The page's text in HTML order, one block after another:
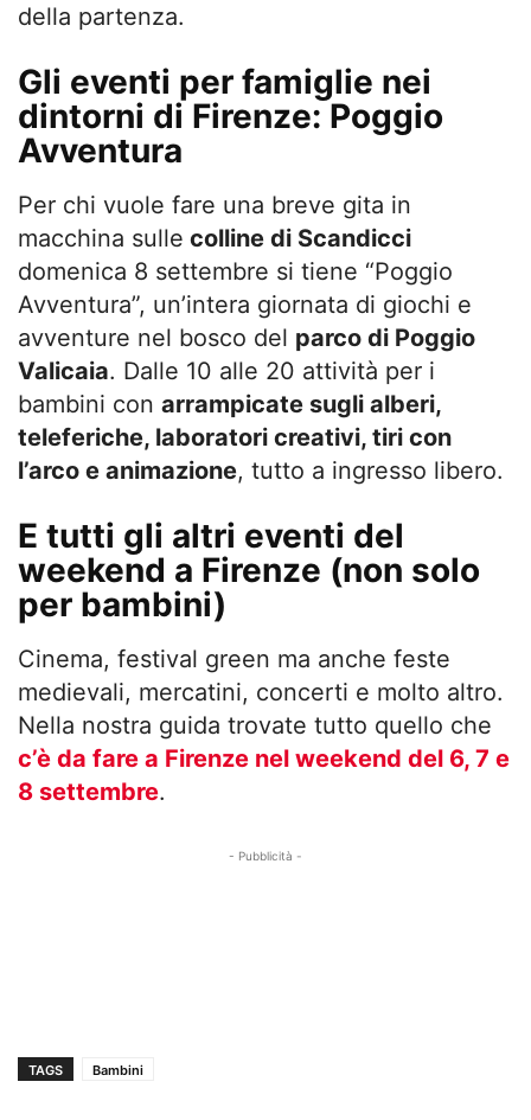
della partenza.
Gli eventi per famiglie nei
dintorni di Firenze: Poggio
Avventura
Per chi vuole fare una breve gita in
macchina sulle colline di Scandicci
domenica 8 settembre si tiene “Poggio
Avventura”, un’intera giornata di giochi e
avventure nel bosco del parco di Poggio
Valicaia. Dalle 10 alle 20 attività per i
bambini con arrampicate sugli alberi,
teleferiche, laboratori creativi, tiri con
l’arco e animazione, tutto a ingresso libero.
E tutti gli altri eventi del
weekend a Firenze (non solo
per bambini)
Cinema, festival green ma anche feste
medievali, mercatini, concerti e molto altro.
Nella nostra guida trovate tutto quello che
c’è da fare a Firenze nel weekend del 6, 7 e
8 settembre.
- Pubblicità -
TAGS Bambini